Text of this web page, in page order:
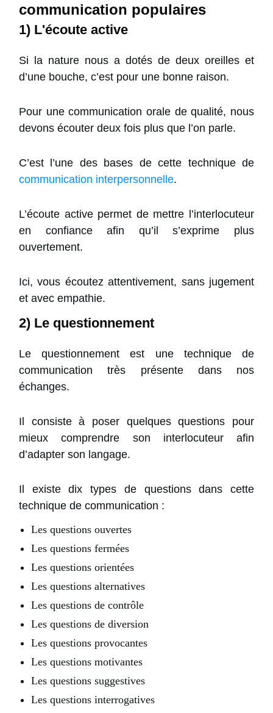
communication populaires
1) L'écoute active
Si la nature nous a dotés de deux oreilles et
d’une bouche, c’est pour une bonne raison.
Pour une communication orale de qualité, nous
devons écouter deux fois plus que l’on parle.
C’est l’une des bases de cette technique de
communication interpersonnelle.
L’écoute active permet de mettre l’interlocuteur
en confiance afin qu’il s’exprime plus
ouvertement.
Ici, vous écoutez attentivement, sans jugement
et avec empathie.
2) Le questionnement
Le questionnement est une technique de
communication très présente dans nos
échanges.
Il consiste à poser quelques questions pour
mieux comprendre son interlocuteur afin
d’adapter son langage.
Il existe dix types de questions dans cette
technique de communication :
Les questions ouvertes
Les questions fermées
Les questions orientées
Les questions alternatives
Les questions de contrôle
Les questions de diversion
Les questions provocantes
Les questions motivantes
Les questions suggestives
Les questions interrogatives